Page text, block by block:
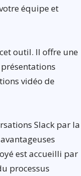
équipe et
outil. Il offre une
vidéo de
Slack par la
est accueilli par
processus